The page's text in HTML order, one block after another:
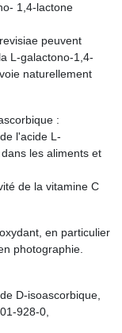
1,4-lactone
peuvent
L-galactono-1,4-
naturellement
:
l'acide L-
les aliments et
de la vitamine C
en particulier
photographie.
D-isoascorbique,
928-0,